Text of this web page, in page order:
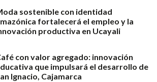
sostenible con identidad
fortalecerá el empleo y la
productiva en Ucayali
con valor agregado: innovación
que impulsará el desarrollo de
Ignacio, Cajamarca